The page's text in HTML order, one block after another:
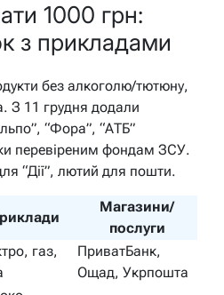
1000 грн:
з прикладами
без алкоголю/тютюну,
З 11 грудня додали
“Фора”, “АТБ”
перевіреним фондам ЗСУ.
“Дії”, лютий для пошти.
Магазини/
послуги
газ,
ПриватБанк,
Ощад, Укрпошта